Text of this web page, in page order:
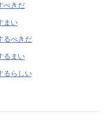
べきだ
まい
るべきだ
るまい
るらしい